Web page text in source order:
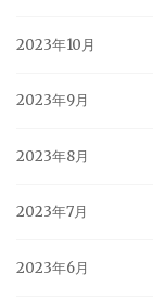
2023年10月
2023年9月
2023年8月
2023年7月
2023年6月